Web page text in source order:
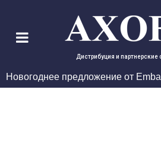
Дистрибуция и партнерские
Новогоднее предложение от